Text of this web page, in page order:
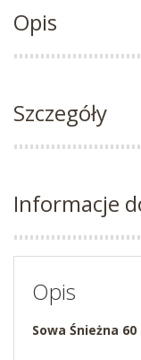
Opis
Szczegóły
Informacje
Opis
Sowa Śnieżna 60